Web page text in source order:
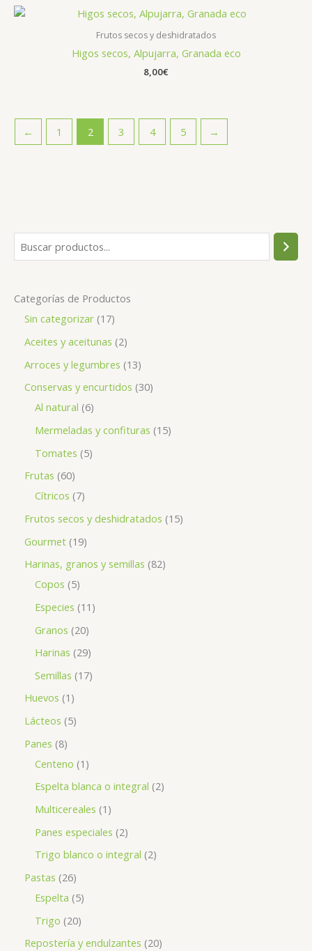
Categorías de Productos
Sin categorizar 17
Aceites y aceitunas 2
Arroces y legumbres 13
Conservas y encurtidos 30
Al natural 6
Mermeladas y confituras 15
Tomates 5
Frutas 60
Cítricos 7
Frutos secos y deshidratados 15
Gourmet 19
Harinas, granos y semillas 82
Copos 5
Especies 11
Granos 20
Harinas 29
Semillas 17
Huevos 1
Lácteos 5
Panes 8
Centeno 1
Espelta blanca o integral 2
Multicereales 1
Panes especiales 2
Trigo blanco o integral 2
Pastas 26
Espelta 5
Trigo 20
Repostería y endulzantes 20
Frutos secos y deshidratados
Higos secos, Alpujarra, Granada eco
8,00€
← 1 2 3 4 5 →